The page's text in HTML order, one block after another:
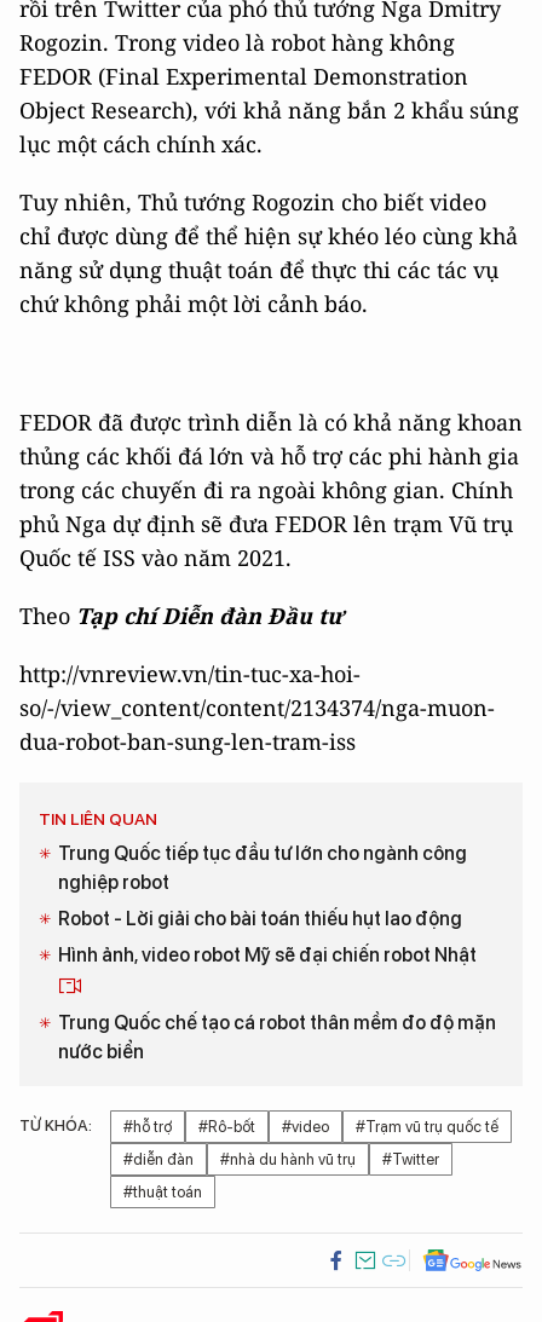
rồi trên Twitter của phó thủ tướng Nga Dmitry
Rogozin. Trong video là robot hàng không
FEDOR (Final Experimental Demonstration
Object Research), với khả năng bắn 2 khẩu súng
lục một cách chính xác.
Tuy nhiên, Thủ tướng Rogozin cho biết video
chỉ được dùng để thể hiện sự khéo léo cùng khả
năng sử dụng thuật toán để thực thi các tác vụ
chứ không phải một lời cảnh báo.
FEDOR đã được trình diễn là có khả năng khoan
thủng các khối đá lớn và hỗ trợ các phi hành gia
trong các chuyến đi ra ngoài không gian. Chính
phủ Nga dự định sẽ đưa FEDOR lên trạm Vũ trụ
Quốc tế ISS vào năm 2021.
Theo Tạp chí Diễn đàn Đầu tư
http://vnreview.vn/tin-tuc-xa-hoi-
so/-/view_content/content/2134374/nga-muon-
dua-robot-ban-sung-len-tram-iss
TIN LIÊN QUAN
Trung Quốc tiếp tục đầu tư lớn cho ngành công
nghiệp robot
Robot - Lời giải cho bài toán thiếu hụt lao động
​Hình ảnh, video robot Mỹ sẽ đại chiến robot Nhật
Trung Quốc chế tạo cá robot thân mềm đo độ mặn
nước biển
TỪ KHÓA: #hỗ trợ #Rô-bốt #video
#Trạm vũ trụ quốc tế
#diễn đàn
#nhà du hành vũ trụ
#Twitter
#thuật toán